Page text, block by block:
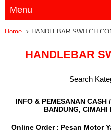
Menu
Home HANDLEBAR SWITCH
HANDLEBAR
Search
INFO & PEMESANAN CASH
BANDUNG, CIMAHI
Online Order : Pesan Motor